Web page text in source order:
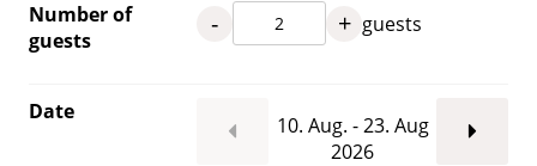
Number of
guests
- + guests
Date
10. Aug. - 23. Aug
2026